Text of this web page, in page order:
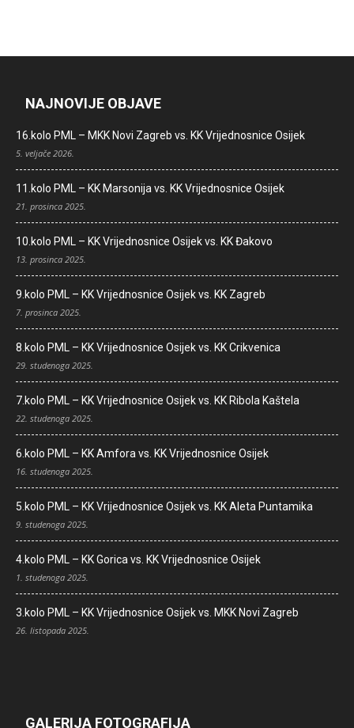
NAJNOVIJE OBJAVE
16.kolo PML – MKK Novi Zagreb vs. KK Vrijednosnice Osijek
5. veljače 2026.
11.kolo PML – KK Marsonija vs. KK Vrijednosnice Osijek
21. prosinca 2025.
10.kolo PML – KK Vrijednosnice Osijek vs. KK Đakovo
13. prosinca 2025.
9.kolo PML – KK Vrijednosnice Osijek vs. KK Zagreb
7. prosinca 2025.
8.kolo PML – KK Vrijednosnice Osijek vs. KK Crikvenica
29. studenoga 2025.
7.kolo PML – KK Vrijednosnice Osijek vs. KK Ribola Kaštela
22. studenoga 2025.
6.kolo PML – KK Amfora vs. KK Vrijednosnice Osijek
16. studenoga 2025.
5.kolo PML – KK Vrijednosnice Osijek vs. KK Aleta Puntamika
9. studenoga 2025.
4.kolo PML – KK Gorica vs. KK Vrijednosnice Osijek
1. studenoga 2025.
3.kolo PML – KK Vrijednosnice Osijek vs. MKK Novi Zagreb
26. listopada 2025.
GALERIJA FOTOGRAFIJA